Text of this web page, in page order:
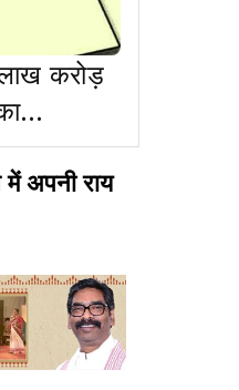
करोड़
दियाः
अपनी राय